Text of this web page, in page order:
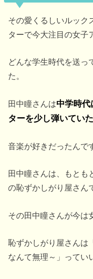
その愛くるしいルック
ターで今大注目の女子
どんな学生時代を送っ
た。
田中瞳さんは中学時
ターを少し弾いていた
音楽が好きだったんで
田中瞳さんは、もとも
の恥ずかしがり屋さん
その田中瞳さんが今は
恥ずかしがり屋さんは
なんて無理～」ってい